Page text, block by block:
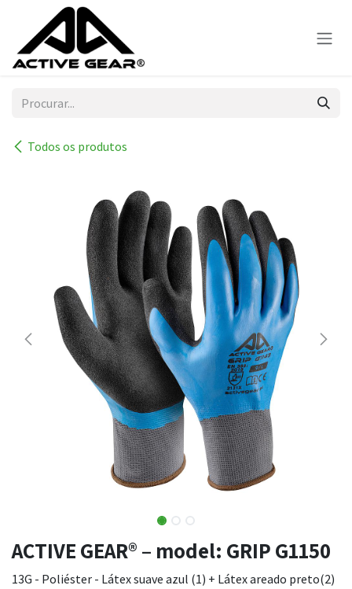
Skip to Content
Todos os produtos
ACTIVE GEAR® – model: GRIP G1150
13G - Poliéster - Látex suave azul (1) + Látex areado preto(2)